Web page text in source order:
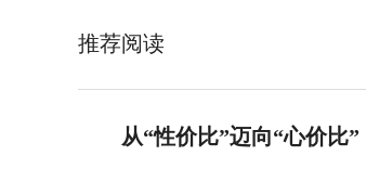
推荐阅读
从“性价比”迈向“心价比